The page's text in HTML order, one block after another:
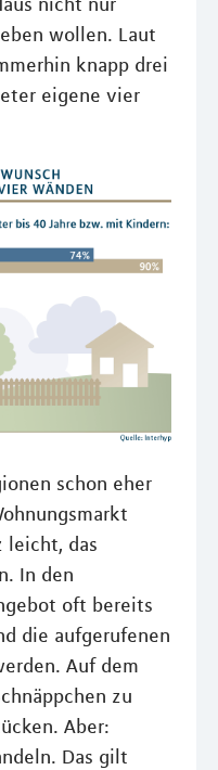
wollen. Laut
knapp drei
eigene vier
schon eher
leicht, das
In den
oft bereits
die aufgerufenen
Auf dem
zu
Aber:
Das gilt